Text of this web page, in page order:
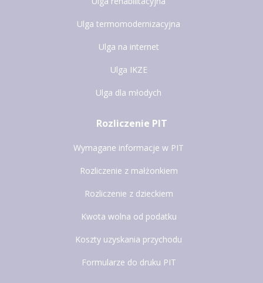
Ulga termomodernizacyjna
Ulga na internet
Ulga IKZE
Ulga dla młodych
Rozliczenie PIT
Wymagane informacje w PIT
Rozliczenie z małżonkiem
Rozliczenie z dzieckiem
Kwota wolna od podatku
Koszty uzyskania przychodu
Formularze do druku PIT